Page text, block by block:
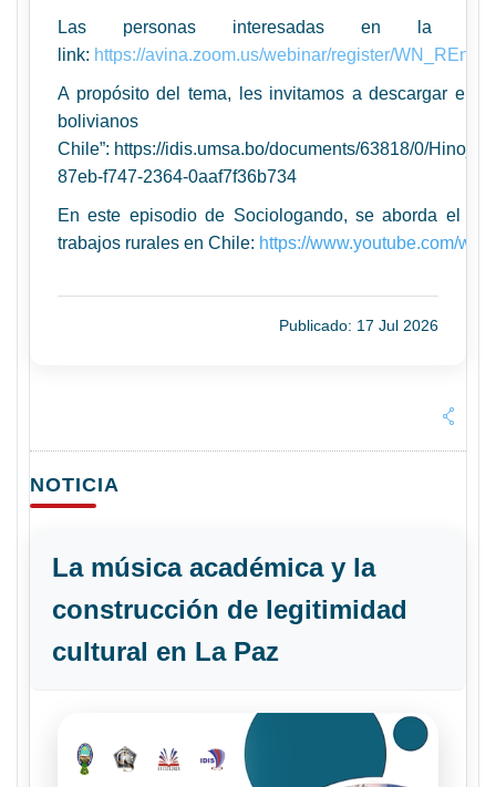
Las personas interesadas en la
link: https://avina.zoom.us/webinar/register/
A propósito del tema, les invitamos a descargar el
Chile”: https://idis.umsa.bo/documents/63818/0/
87eb-f747-2364-0aaf7f36b734
En este episodio de Sociologando, se aborda el
trabajos rurales en Chile: https://www.youtube.com/
Publicado: 17 Jul 2026
NOTICIA
La música académica y la
construcción de legitimidad
cultural en La Paz